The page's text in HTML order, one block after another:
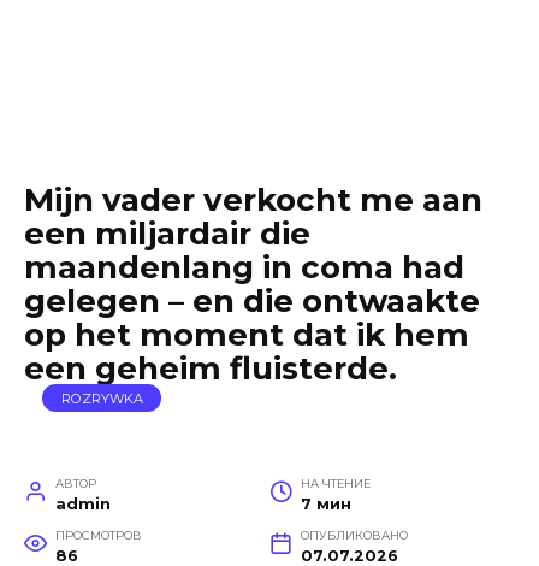
Mijn vader verkocht me aan
een miljardair die
maandenlang in coma had
gelegen – en die ontwaakte
op het moment dat ik hem
een ​​geheim fluisterde.
ROZRYWKA
АВТОР
admin
НА ЧТЕНИЕ
7 мин
ПРОСМОТРОВ
86
ОПУБЛИКОВАНО
07.07.2026